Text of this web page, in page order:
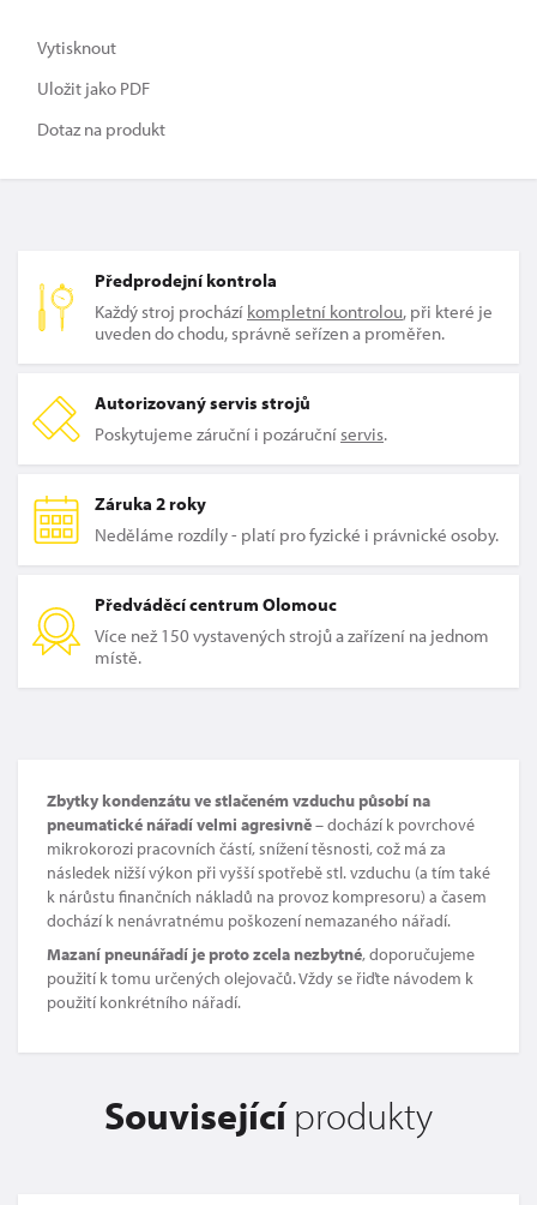
Vytisknout
Uložit jako PDF
Dotaz na produkt
Předprodejní kontrola
Každý stroj prochází kompletní kontrolou, při které je
uveden do chodu, správně seřízen a proměřen.
Autorizovaný servis strojů
Poskytujeme záruční i pozáručníservis.
Záruka 2 roky
Neděláme rozdíly - platí pro fyzické i právnické osoby.
Předváděcí centrum Olomouc
Více než 150 vystavených strojů a zařízení na jednom
místě.
Zbytky kondenzátu ve stlačeném vzduchu působí na
pneumatické nářadí velmi agresivně– dochází k povrchové
mikrokorozi pracovních částí, snížení těsnosti, což má za
následek nižší výkon při vyšší spotřebě stl. vzduchu (a tím také
k nárůstu finančních nákladů na provoz kompresoru) a časem
dochází k nenávratnému poškození nemazaného nářadí.
Mazaní pneunářadí je proto zcela nezbytné, doporučujeme
použití k tomu určených olejovačů. Vždy se řiďte návodem k
použití konkrétního nářadí.
Souvisejícíprodukty